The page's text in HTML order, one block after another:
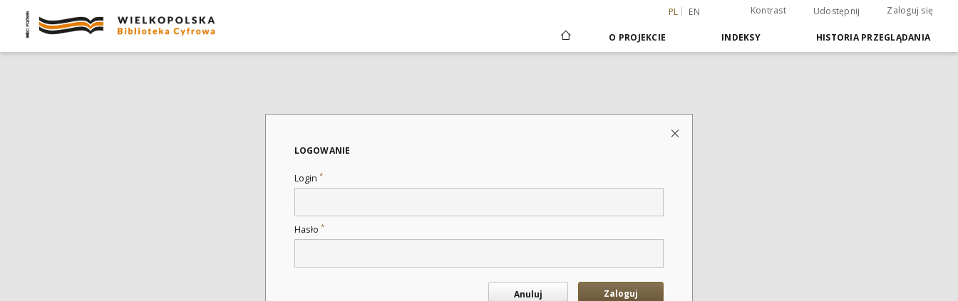
PL EN Kontrast Udostępnij Zaloguj się
O PROJEKCIE INDEKSY HISTORIA PRZEGLĄDANIA
LOGOWANIE
Login *
Hasło *
Anuluj Zaloguj